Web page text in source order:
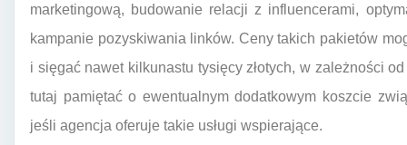
marketingową, budowanie relacji z influencerami,
kampanie pozyskiwania linków. Ceny takich pakietów
i sięgać nawet kilkunastu tysięcy złotych, w zależności
tutaj pamiętać o ewentualnym dodatkowym koszcie
jeśli agencja oferuje takie usługi wspierające.